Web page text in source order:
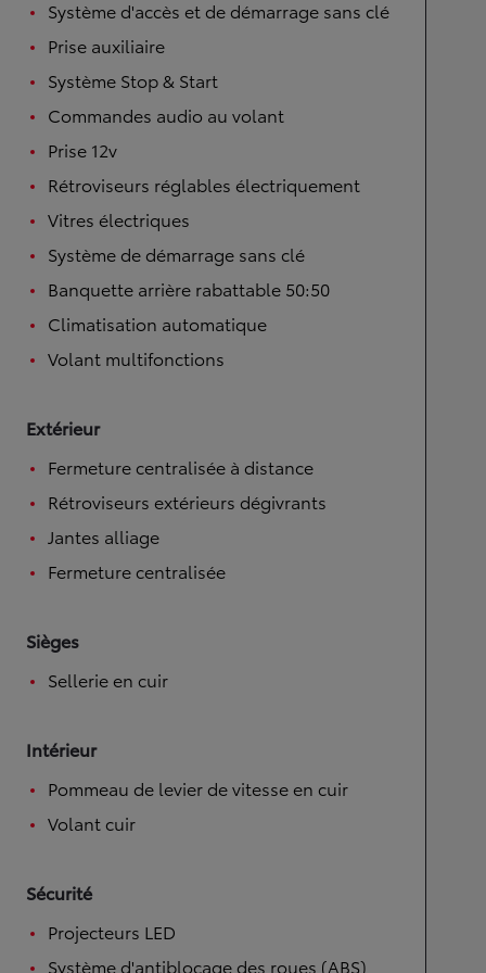
Système d'accès et de démarrage sans clé
Prise auxiliaire
Système Stop & Start
Commandes audio au volant
Prise 12v
Rétroviseurs réglables électriquement
Vitres électriques
Système de démarrage sans clé
Banquette arrière rabattable 50:50
Climatisation automatique
Volant multifonctions
Extérieur
Fermeture centralisée à distance
Rétroviseurs extérieurs dégivrants
Jantes alliage
Fermeture centralisée
Sièges
Sellerie en cuir
Intérieur
Pommeau de levier de vitesse en cuir
Volant cuir
Sécurité
Projecteurs LED
Système d'antiblocage des roues (ABS)